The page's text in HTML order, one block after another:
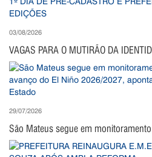
03/08/2026
VAGAS PARA O MUTIRÃO DA
29/07/2026
São Mateus segue em